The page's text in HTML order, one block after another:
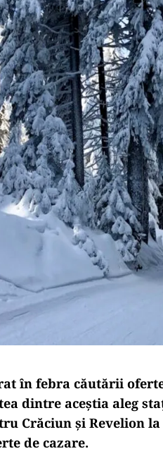
în febra căutării
dintre aceștia aleg
Crăciun și Revelion
de cazare.